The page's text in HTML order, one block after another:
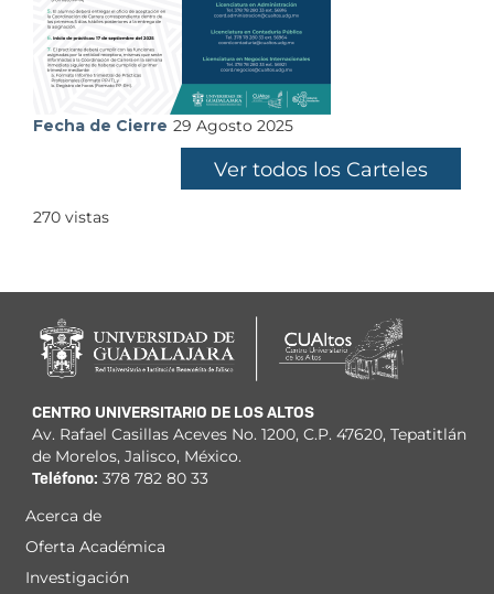
Fecha de Cierre 29 Agosto 2025
Ver todos los Carteles
270 vistas
CENTRO UNIVERSITARIO DE LOS ALTOS
Av. Rafael Casillas Aceves No. 1200, C.P. 47620, Tepatitlán
de Morelos, Jalisco, México.
Teléfono: 378 782 80 33
Menú
principal
Acerca de
Oferta Académica
Investigación